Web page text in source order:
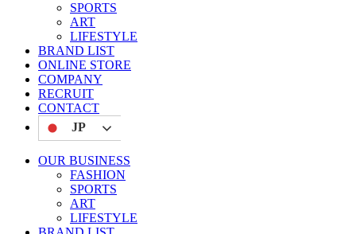
SPORTS
ART
LIFESTYLE
BRAND LIST
ONLINE STORE
COMPANY
RECRUIT
CONTACT
JP
OUR BUSINESS
FASHION
SPORTS
ART
LIFESTYLE